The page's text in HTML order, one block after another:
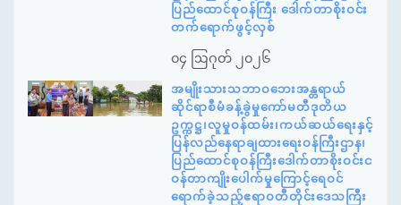
ပြည်ထောင်စုဝန်ကြီး ဒေါက်တာစိုးဝင်း
တက်ရောက်ဖွင့်လှစ်
၀၄ ဩဂုတ် ၂၀၂၆
အမျိုးသားသဘာဝဘေးအန္တရာယ်
ဆိုင်ရာစီမံခန့်ခွဲမှုကော်မတီဒုတိယ
ဥက္ကဋ္ဌ၊လူမှုဝန်ထမ်း၊ကယ်ဆယ်ရေးနှင့်
ပြန်လည်နေရာချထားရေးဝန်ကြီးဌာန၊
ပြည်ထောင်စုဝန်ကြီးဒေါက်တာစိုးဝင်းင
ဝန်တာကျိုးပေါက်မှုကြောင့်ရေဝင်
ရောက်ခဲ့သည့်ဧရာဝတီတိုင်းဒေသကြီး